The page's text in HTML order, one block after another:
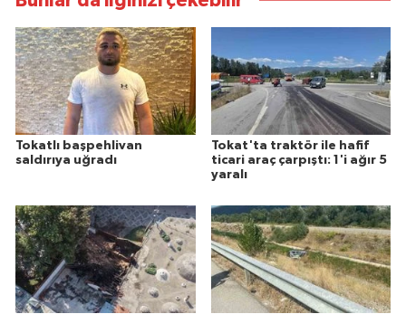
Tokatlı başpehlivan
saldırıya uğradı
Tokat'ta traktör ile hafif
ticari araç çarpıştı: 1'i ağır 5
yaralı